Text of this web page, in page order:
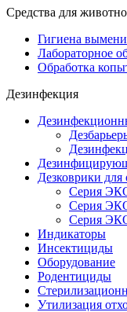
Средства для
Гигиена вымени
Лабораторное
Обработка
Дезинфекция
Дезковрики для
Серия
Серия
Серия
Индикаторы
Инсектициды
Оборудование
Родентициды
Утилизация